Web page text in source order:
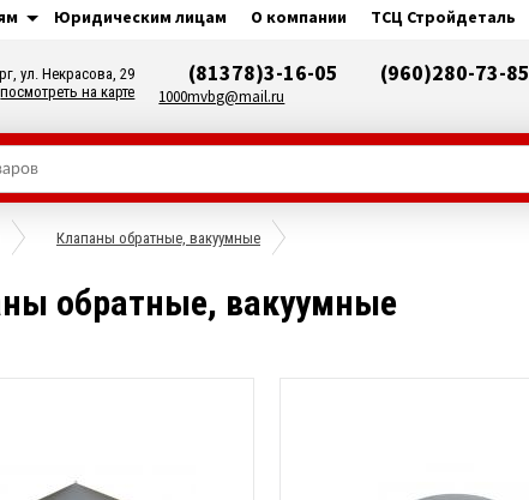
Юридическим лицам О компании ТСЦ Стройдеталь
ул. Некрасова, 29
посмотреть на карте
(81378)3-16-05 (960)280-73-85
1000mvbg@mail.ru
Клапаны обратные, вакуумные
обратные, вакуумные